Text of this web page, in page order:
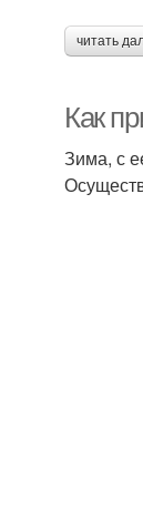
читать
Как
Зима, с